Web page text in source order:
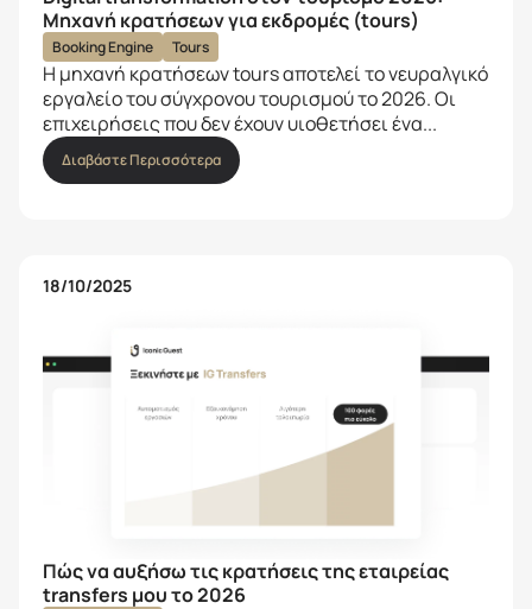
Μηχανή κρατήσεων για εκδρομές (tours)
Booking Engine Tours
Η μηχανή κρατήσεων tours αποτελεί το νευραλγικό
εργαλείο του σύγχρονου τουρισμού το 2026. Οι
επιχειρήσεις που δεν έχουν υιοθετήσει ένα...
Διαβάστε Περισσότερα
18/10/2025
Πώς να αυξήσω τις κρατήσεις της εταιρείας
transfers μου το 2026